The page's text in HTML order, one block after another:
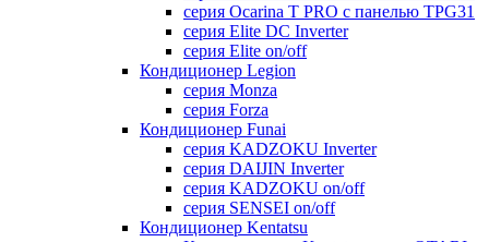
серия Ocarina T PRO c панелью TPG31
серия Elite DC Inverter
серия Elite on/off
Кондиционер Legion
серия Monza
серия Forza
Кондиционер Funai
серия KADZOKU Inverter
серия DAIJIN Inverter
серия KADZOKU on/off
серия SENSEI on/off
Кондиционер Kentatsu